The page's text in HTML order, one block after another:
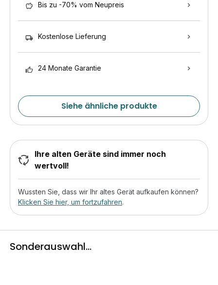
Bis zu -70% vom Neupreis
Kostenlose Lieferung
24 Monate Garantie
Siehe ähnliche produkte
Ihre alten Geräte sind immer noch
wertvoll!
Wussten Sie, dass wir Ihr altes Gerät aufkaufen können?
Klicken Sie hier, um fortzufahren.
Sonderauswahl...